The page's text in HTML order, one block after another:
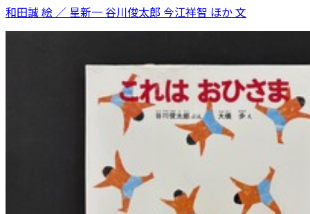
和田誠 絵 ／ 星新一 谷川俊太郎 今江祥智 ほか 文